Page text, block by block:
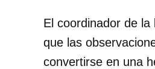
El coordinador de la
que las
convertirse en una